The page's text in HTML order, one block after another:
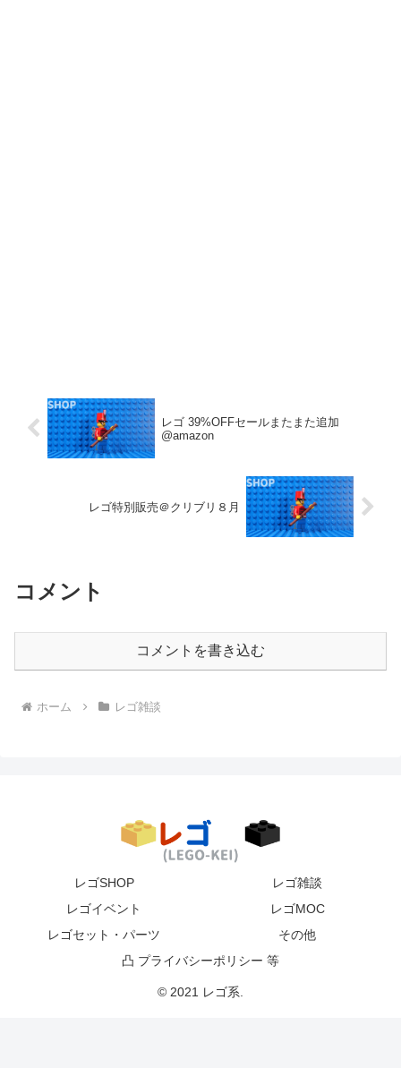
レゴ 39%OFFセールまたまた追加
@amazon
レゴ特別販売＠クリブリ８月
コメント
コメントを書き込む
ホーム レゴ雑談
レゴSHOP
レゴ雑談
レゴイベント
レゴMOC
レゴセット・パーツ
その他
凸 プライバシーポリシー 等
© 2021 レゴ系.